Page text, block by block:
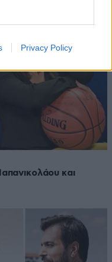
Privacy Policy
και